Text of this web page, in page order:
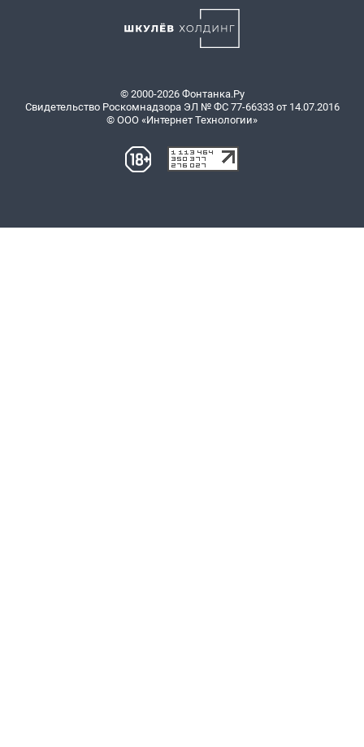
© 2000-2026 Фонтанка.Ру
Свидетельство Роскомнадзора ЭЛ № ФС 77-66333 от 14.07.2016
© ООО «Интернет Технологии»